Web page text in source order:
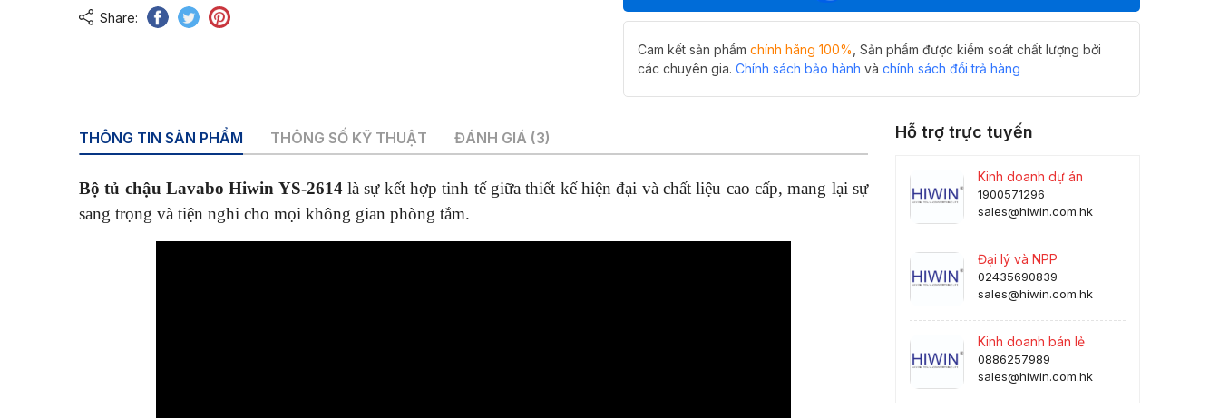
Share:
ghi
kèm
tủ
Cam kết sản phẩm chính hãng 100% , Sản phẩm được kiểm soát chất lượng bởi
các chuyên gia. Chính sách bảo hành và chính sách đổi trả hàng
THÔNG TIN SẢN PHẨM THÔNG SỐ KỸ THUẬT ĐÁNH GIÁ (3)
Bộ tủ chậu Lavabo Hiwin YS-2614là sự kết hợp tinh tế giữa thiết kế hiện đại và chất liệu cao cấp, mang lại sự
sang trọng và tiện nghi cho mọi không gian phòng tắm.
Hỗ trợ trực tuyến
Kinh doanh dự án
1900571296
sales@hiwin.com.hk
Đại lý và NPP
02435690839
sales@hiwin.com.hk
Kinh doanh bán lẻ
0886257989
sales@hiwin.com.hk